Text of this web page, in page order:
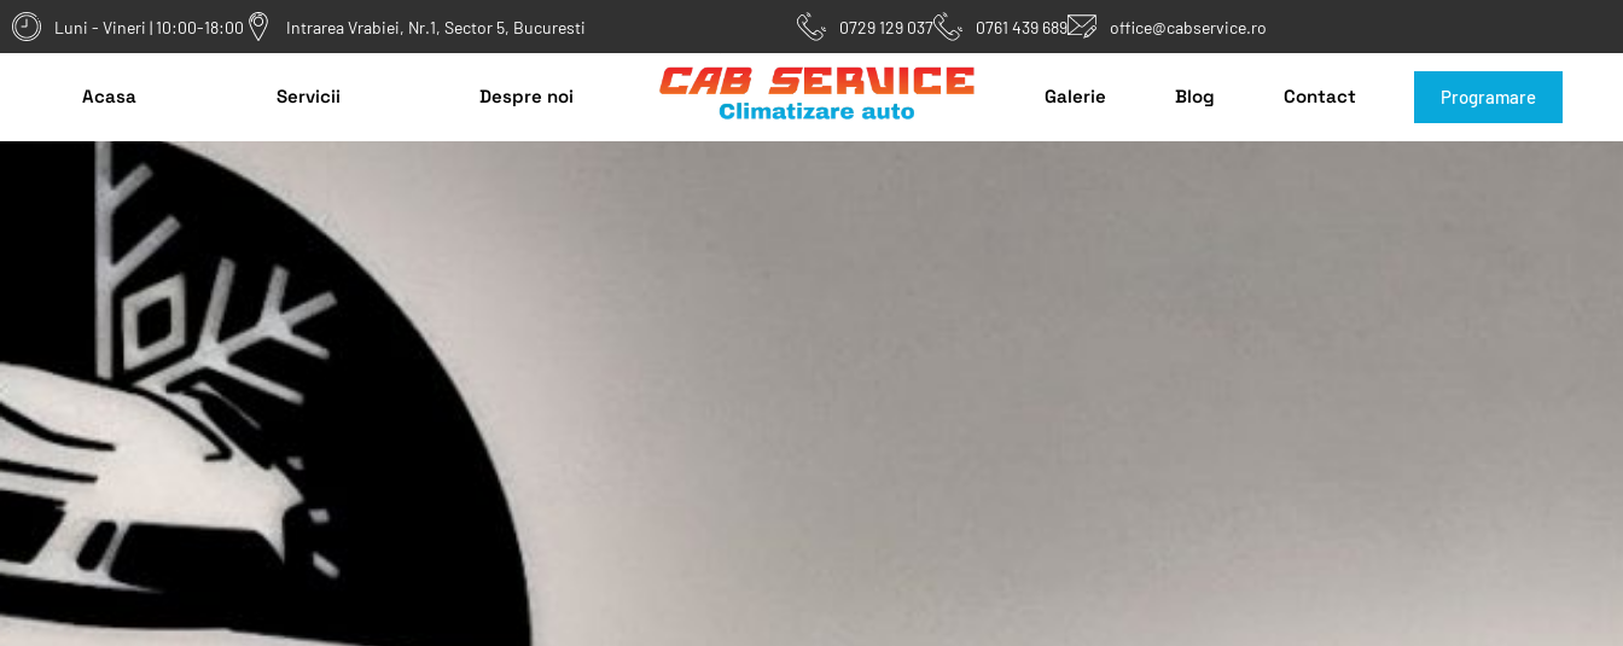
Luni - Vineri | 10:00-18:00 Intrarea Vrabiei, Nr.1, Sector 5, Bucuresti 0729 129 037 0761 439 689 office@cabservice.ro
Acasa Servicii Despre noi Galerie Blog Contact Programare